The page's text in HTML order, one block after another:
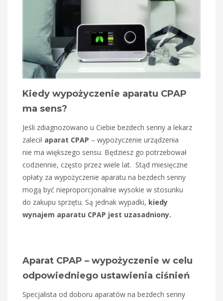
Kiedy wypożyczenie aparatu CPAP
ma sens?
Jeśli zdiagnozowano u Ciebie bezdech senny a lekarz
zalecił aparat CPAP – wypożyczenie urządzenia
nie ma większego sensu. Będziesz go potrzebował
codziennie, często przez wiele lat. Stąd miesięczne
opłaty za wypożyczenie aparatu na bezdech senny
mogą być nieproporcjonalnie wysokie w stosunku
do zakupu sprzętu. Są jednak wypadki, kiedy
wynajem aparatu CPAP jest uzasadniony.
Aparat CPAP – wypożyczenie w celu
odpowiedniego ustawienia ciśnień
Specjalista od doboru aparatów na bezdech senny